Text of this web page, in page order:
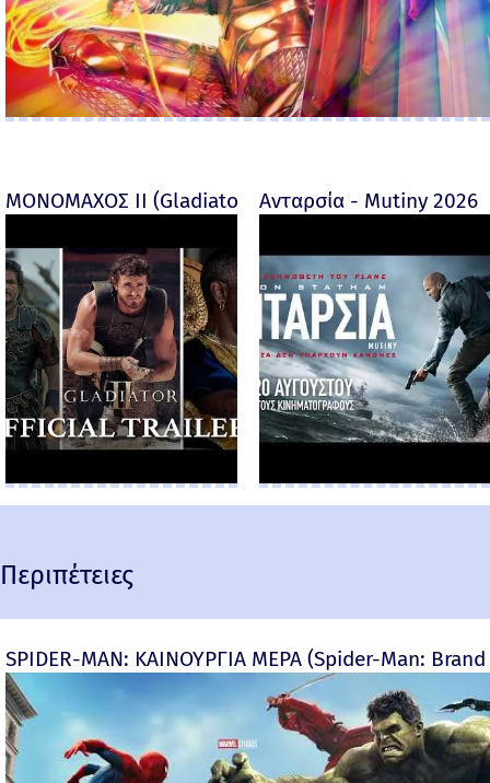
ΜΟΝΟΜΑΧΟΣ ΙΙ (Gladiator II) -Ανταρσία - Mutiny 2026
Περιπέτειες
SPIDER-MAN: ΚΑΙΝΟΥΡΓΙΑ ΜΕΡΑ (Spider-Man: